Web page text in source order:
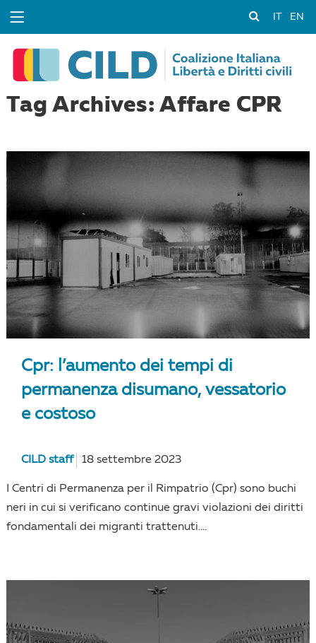
EN
Tag Archives: Affare CPR
Cpr: l’aumento dei tempi di
permanenza disumano, vessatorio
e costoso
CILD staff 18 settembre 2023
I Centri di Permanenza per il Rimpatrio (Cpr) sono buchi
neri in cui si verificano continue gravi violazioni dei diritti
fondamentali dei migranti trattenuti....